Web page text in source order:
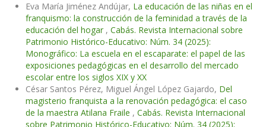
Eva María Jiménez Andújar, La educación de las niñas en el
franquismo: la construcción de la feminidad a través de la
educación del hogar , Cabás. Revista Internacional sobre
Patrimonio Histórico-Educativo: Núm. 34 (2025):
Monográfico: La escuela en el escaparate: el papel de las
exposiciones pedagógicas en el desarrollo del mercado
escolar entre los siglos XIX y XX
César Santos Pérez, Miguel Ángel López Gajardo, Del
magisterio franquista a la renovación pedagógica: el caso
de la maestra Atilana Fraile , Cabás. Revista Internacional
sobre Patrimonio Histórico-Educativo: Núm. 34 (2025):